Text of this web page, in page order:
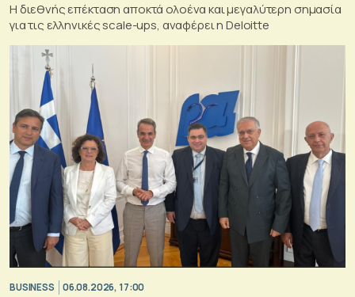
Η διεθνής επέκταση αποκτά ολοένα και μεγαλύτερη σημασία
για τις ελληνικές scale-ups, αναφέρει η Deloitte
BUSINESS 06.08.2026, 17:00